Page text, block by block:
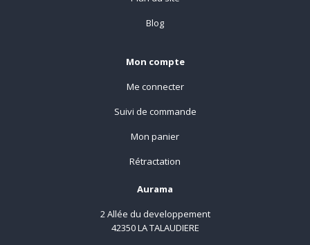
Blog
Mon compte
Me connecter
Suivi de commande
Mon panier
Rétractation
Aurama
2 Allée du developpement
42350 LA TALAUDIERE